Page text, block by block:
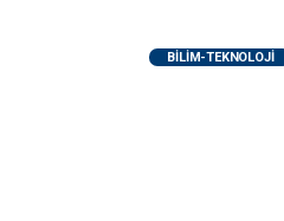
BİLİM-TEKNOLOJİ